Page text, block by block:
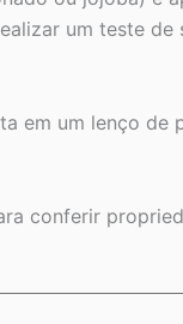
um teste
em um lenço de
conferir